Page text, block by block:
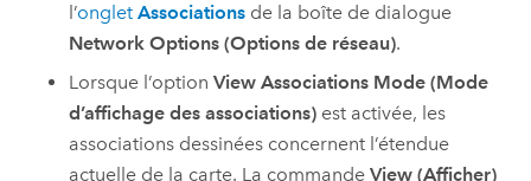
l’ongletAssociations de la boîte de dialogue
Network Options (Options de réseau).
Lorsque l’optionView Associations Mode (Mode
d’affichage des associations) est activée, les
associations dessinées concernent l’étendue
actuelle de la carte. La commandeView (Afficher)